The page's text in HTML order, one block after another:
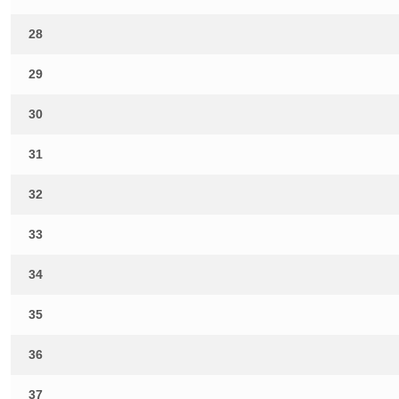
28
29
30
31
32
33
34
35
36
37